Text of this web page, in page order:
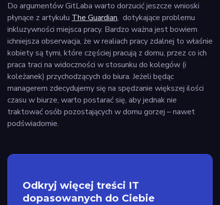
Do argumentów GitLaba warto dorzucić jeszcze wnioski
płynące z artykułu The Guardian, dotykające problemu
inkluzywności miejsca pracy. Bardzo ważna jest bowiem
ichniejsza obserwacja, że w realiach pracy zdalnej to właśnie
kobiety są tymi, które częściej pracują z domu, przez co ich
praca traci na widoczności w stosunku do kolegów (i
koleżanek) przychodzących do biura. Jeżeli będąc
managerem zdecydujemy się na spędzanie większej ilości
czasu w biurze, warto postarać się, aby jednak nie
traktować osób pozostających w domu gorzej – nawet
podświadomie.
Odkryj więcej treści IT
dopasowanych do Ciebie